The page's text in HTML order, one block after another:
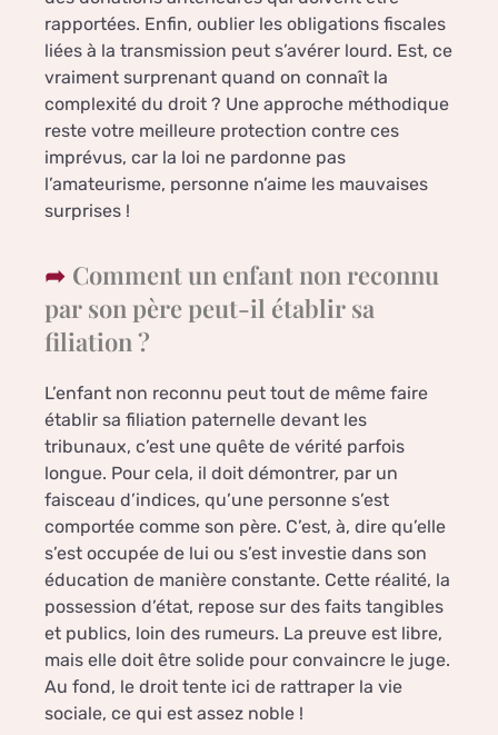
rapportées. Enfin, oublier les obligations fiscales
liées à la transmission peut s’avérer lourd. Est, ce
vraiment surprenant quand on connaît la
complexité du droit ? Une approche méthodique
reste votre meilleure protection contre ces
imprévus, car la loi ne pardonne pas
l’amateurisme, personne n’aime les mauvaises
surprises !
Comment un enfant non reconnu
par son père peut-il établir sa
filiation ?
L’enfant non reconnu peut tout de même faire
établir sa filiation paternelle devant les
tribunaux, c’est une quête de vérité parfois
longue. Pour cela, il doit démontrer, par un
faisceau d’indices, qu’une personne s’est
comportée comme son père. C’est, à, dire qu’elle
s’est occupée de lui ou s’est investie dans son
éducation de manière constante. Cette réalité, la
possession d’état, repose sur des faits tangibles
et publics, loin des rumeurs. La preuve est libre,
mais elle doit être solide pour convaincre le juge.
Au fond, le droit tente ici de rattraper la vie
sociale, ce qui est assez noble !